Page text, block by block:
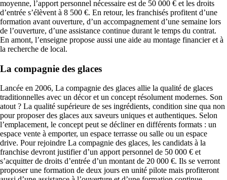
moyenne, l’apport personnel nécessaire est de 50 000 € et les droits
d’entrée s’élèvent à 8 500 €. En retour, les franchisés profitent d’une
formation avant ouverture, d’un accompagnement d’une semaine lors
de l’ouverture, d’une assistance continue durant le temps du contrat.
En amont, l’enseigne propose aussi une aide au montage financier et à
la recherche de local.
La compagnie des glaces
Lancée en 2006, La compagnie des glaces allie la qualité de glaces
traditionnelles avec un décor et un concept résolument modernes. Son
atout ? La qualité supérieure de ses ingrédients, condition sine qua non
pour proposer des glaces aux saveurs uniques et authentiques. Selon
l’emplacement, le concept peut se décliner en différents formats : un
espace vente à emporter, un espace terrasse ou salle ou un espace
drive. Pour rejoindre La compagnie des glaces, les candidats à la
franchise devront justifier d’un apport personnel de 50 000 € et
s’acquitter de droits d’entrée d’un montant de 20 000 €. Ils se verront
proposer une formation de deux jours en unité pilote mais profiteront